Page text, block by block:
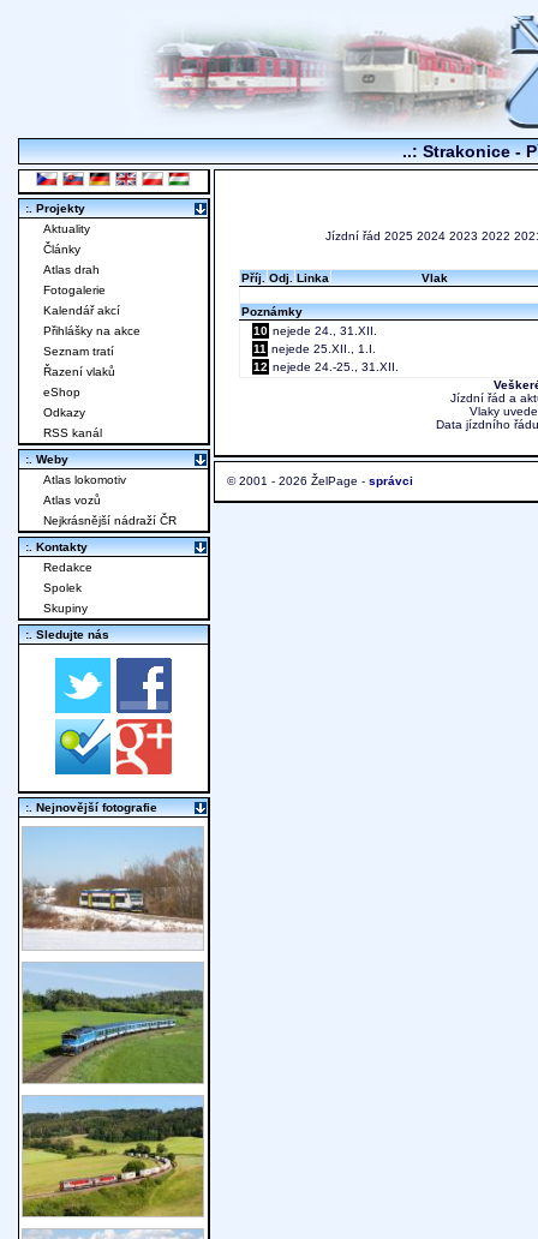
..: Strakonice -
Jízdní řád 2025 2024 2023 2022
Příj. Odj. Linka Vlak
Poznámky
10 nejede 24., 31.XII.
11 nejede 25.XII., 1.I.
12 nejede 24.-25., 31.XII.
Jízdní řád a
Vlaky
Data jízdního
© 2001 - 2026 ŽelPage - správci
:. Projekty
Aktuality
Články
Atlas drah
Fotogalerie
Kalendář akcí
Přihlášky na akce
Seznam tratí
Řazení vlaků
eShop
Odkazy
RSS kanál
:. Weby
Atlas lokomotiv
Atlas vozů
Nejkrásnější nádraží ČR
:. Kontakty
Redakce
Spolek
Skupiny
:. Sledujte nás
:. Nejnovější fotografie